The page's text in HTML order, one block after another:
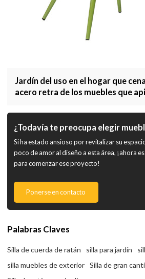
Jardín del uso en el hogar que
acero retra de los muebles que
¿Todavía te preocupa elegir
Si ha estado ansioso por revitalizar su
poco de amor al diseño a esta área, ¡ahora
para comenzar ese proyecto!
Ponerse en contacto
Palabras Claves
Silla de cuerda de ratán silla para jardín
silla muebles de exterior
Silla de gran